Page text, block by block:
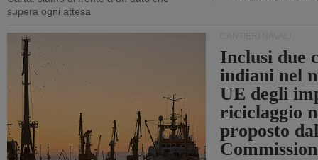
supera ogni attesa
Inclusi due
indiani nel
UE degli
riciclaggio
proposto